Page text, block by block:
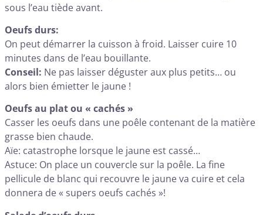
sous l’eau tiède avant.
Oeufs durs:
On peut démarrer la cuisson à froid. Laisser cuire 10
minutes dans de l’eau bouillante.
Conseil: Ne pas laisser déguster aux plus petits… ou
alors bien émietter le jaune !
Oeufs au plat ou « cachés »
Casser les oeufs dans une poêle contenant de la matière
grasse bien chaude.
Aïe: catastrophe lorsque le jaune est cassé…
Astuce: On place un couvercle sur la poêle. La fine
pellicule de blanc qui recouvre le jaune va cuire et cela
donnera de « supers oeufs cachés »!